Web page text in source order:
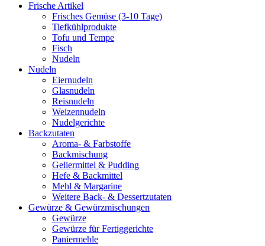
Frische Artikel
Frisches Gemüse (3-10 Tage)
Tiefkühlprodukte
Tofu und Tempe
Fisch
Nudeln
Nudeln
Eiernudeln
Glasnudeln
Reisnudeln
Weizennudeln
Nudelgerichte
Backzutaten
Aroma- & Farbstoffe
Backmischung
Geliermittel & Pudding
Hefe & Backmittel
Mehl & Margarine
Weitere Back- & Dessertzutaten
Gewürze & Gewürzmischungen
Gewürze
Gewürze für Fertiggerichte
Paniermehle